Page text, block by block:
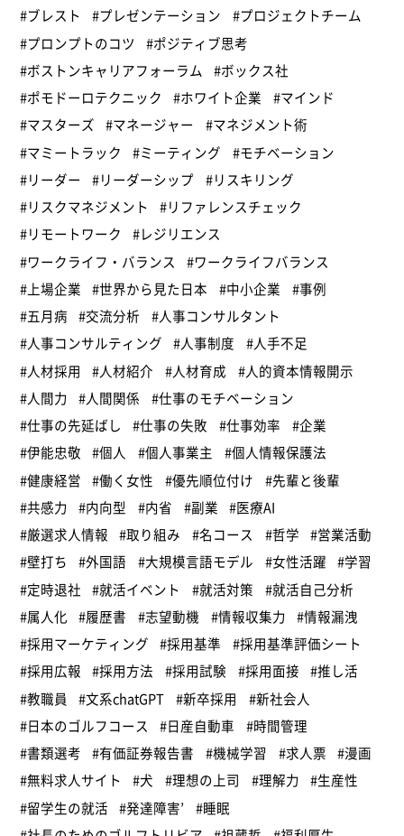
#ブレスト
#プレゼンテーション
#プロジェクトチーム
#プロンプトのコツ
#ポジティブ思考
#ボストンキャリアフォーラム
#ボックス社
#ポモドーロテクニック
#ホワイト企業
#マインド
#マスターズ
#マネージャー
#マネジメント術
#マミートラック
#ミーティング
#モチベーション
#リーダー
#リーダーシップ #リスキリング
#リスクマネジメント
#リファレンスチェック
#リモートワーク
#レジリエンス
#ワークライフ・バランス
#ワークライフバランス
#上場企業
#世界から見た日本 #中小企業
#事例
#五月病
#交流分析
#人事コンサルタント
#人事コンサルティング
#人事制度
#人手不足
#人材採用
#人材紹介 #人材育成
#人的資本情報開示
#人間力
#人間関係
#仕事のモチベーション
#仕事の先延ばし
#仕事の失敗 #仕事効率
#企業
#伊能忠敬
#個人 #個人事業主
#個人情報保護法
#健康経営
#働く女性 #優先順位付け
#先輩と後輩
#共感力
#内向型 #内省 #副業 #医療AI
#厳選求人情報
#取り組み #名コース #哲学 #営業活動
#壁打ち
#外国語 #大規模言語モデル #女性活躍 #学習
#定時退社
#就活イベント #就活対策
#就活自己分析
#属人化
#履歴書 #志望動機 #情報収集力 #情報漏洩
#採用マーケティング
#採用基準
#採用基準評価シート
#採用広報
#採用方法 #採用試験 #採用面接 #推し活
#教職員
#文系chatGPT #新卒採用
#新社会人
#日本のゴルフコース
#日産自動車
#時間管理
#書類選考
#有価証券報告書 #機械学習 #求人票 #漫画
#無料求人サイト
#犬 #理想の上司 #理解力 #生産性
#留学生の就活
#発達障害’
#睡眠